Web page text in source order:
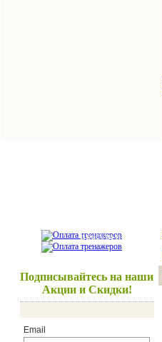
Красота и здоровье
Подписывайтесь на наши
Акции и Скидки!
Email